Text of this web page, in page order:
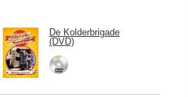
De Kolderbrigade
(DVD)